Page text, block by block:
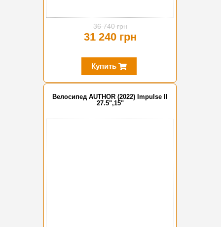
36 740 грн
31 240 грн
Купить
Велосипед AUTHOR (2022) Impulse II
27.5",15"